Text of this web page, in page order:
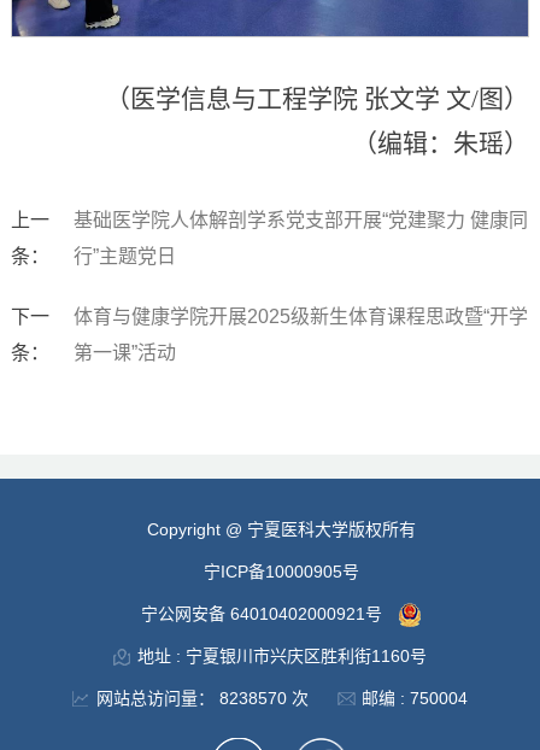
（医学信息与工程学院 张文学 文/图）
（编辑：朱瑶）
上一
条：
基础医学院人体解剖学系党支部开展“党建聚力 健康同
行”主题党日
下一
条：
体育与健康学院开展2025级新生体育课程思政暨“开学
第一课”活动
Copyright @ 宁夏医科大学版权所有
宁ICP备10000905号
宁公网安备 64010402000921号
地址 : 宁夏银川市兴庆区胜利街1160号
网站总访问量： 8238570 次 邮编 : 750004